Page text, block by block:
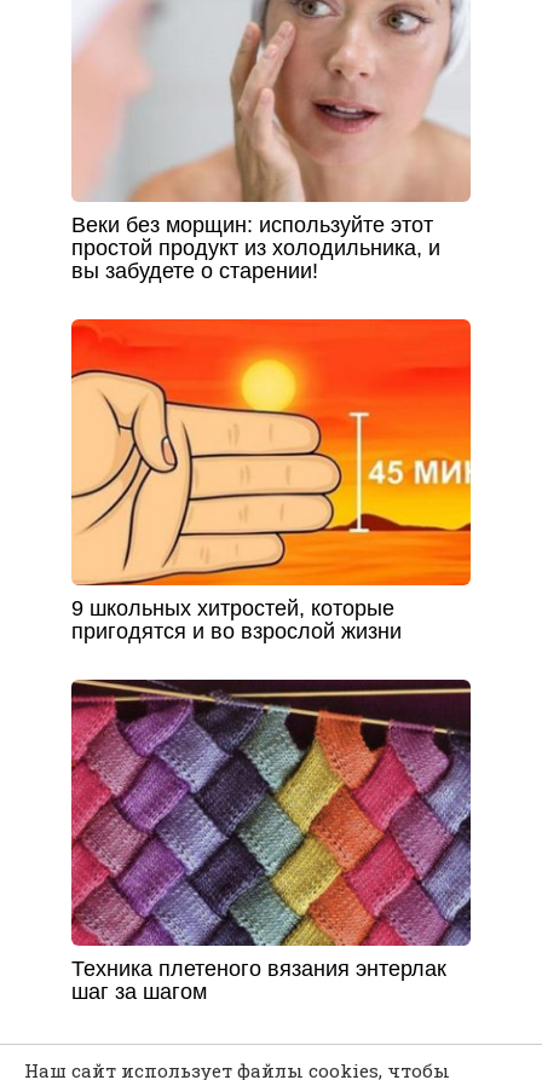
Веки без морщин: используйте этот
простой продукт из холодильника, и
вы забудете о старении!
9 школьных хитростей, которые
пригодятся и во взрослой жизни
Техника плетеного вязания энтерлак
шаг за шагом
Наш сайт использует файлы cookies, чтобы